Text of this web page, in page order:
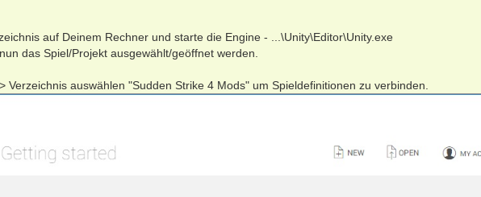
auf Deinem Rechner und starte die Engine - ...\Unity\Editor\Unity.exe
das Spiel/Projekt ausgewählt/geöffnet werden.
Verzeichnis auswählen "Sudden Strike 4 Mods" um Spieldefinitionen zu verbinden.